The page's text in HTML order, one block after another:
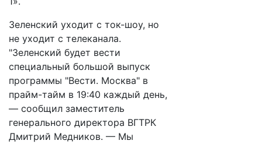
Зеленский уходит с ток-шоу, но
не уходит с телеканала.
"Зеленский будет вести
специальный большой выпуск
программы "Вести. Москва" в
прайм-тайм в 19:40 каждый день,
— сообщил заместитель
генерального директора ВГТРК
Дмитрий Медников. — Мы